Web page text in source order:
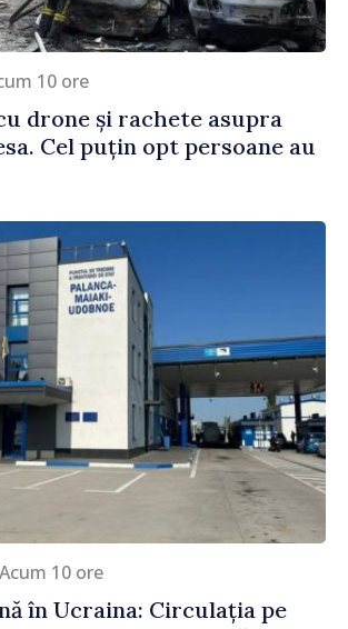
10 ore
drone și rachete asupra
Cel puțin opt persoane au
/ Acum 10 ore
în Ucraina: Circulația pe